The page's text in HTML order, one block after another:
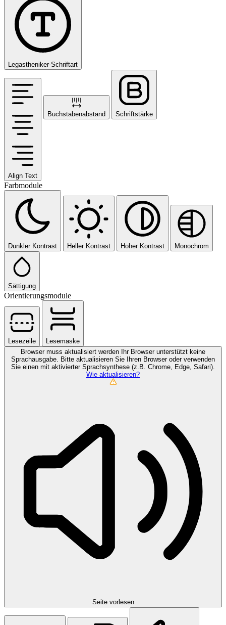
Legastheniker-Schriftart
Align Text
Buchstabenabstand Schriftstärke
Farbmodule
Dunkler Kontrast Heller Kontrast Hoher Kontrast Monochrom
Sättigung
Orientierungsmodule
Lesezeile
Lesemaske
Browser muss aktualisiert werden
Ihr Browser unterstützt keine
Sprachausgabe. Bitte aktualisieren Sie Ihren Browser oder verwenden
Sie einen mit aktivierter Sprachsynthese (z.B. Chrome, Edge, Safari).
Wie aktualisieren?
Seite vorlesen